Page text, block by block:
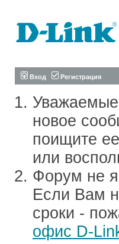
Вход Регистрация
новое
поищите
или
Форум не
Если Вам
сроки -
офис D-